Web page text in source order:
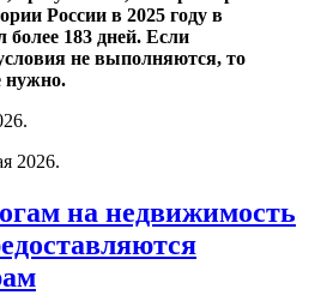
России в 2025 году в
более 183 дней. Если
не выполняются, то
нужно.
.
2026.
на недвижимость